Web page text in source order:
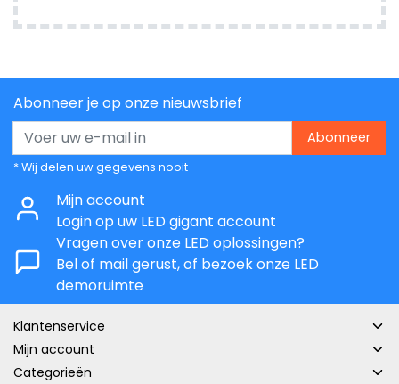
Abonneer je op onze nieuwsbrief
Abonneer
* Wij delen uw gegevens nooit
Mijn account
Login op uw LED gigant account
Vragen over onze LED oplossingen?
Bel of mail gerust, of bezoek onze LED
demoruimte
Klantenservice
Mijn account
Categorieën